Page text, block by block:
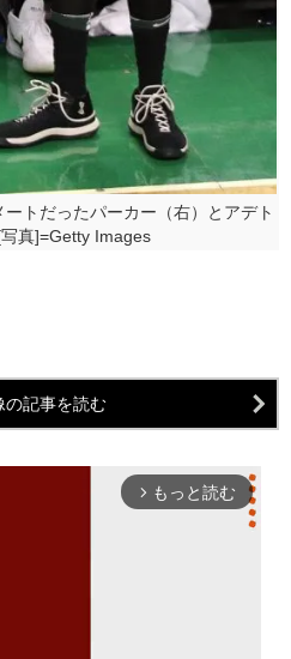
トだったパーカー（右）とアデト
真]=Getty Images
の記事を読む
arrow_forward_ios もっと読む